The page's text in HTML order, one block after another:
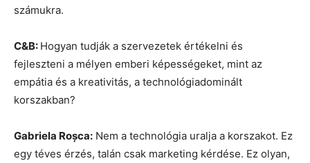
számukra.
C&B: Hogyan tudják a szervezetek értékelni és
fejleszteni a mélyen emberi képességeket, mint az
empátia és a kreativitás, a technológiadominált
korszakban?
Gabriela Roșca: Nem a technológia uralja a korszakot. Ez
egy téves érzés, talán csak marketing kérdése. Ez olyan,